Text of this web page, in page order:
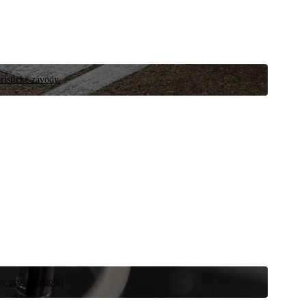
závody.
pro automobil